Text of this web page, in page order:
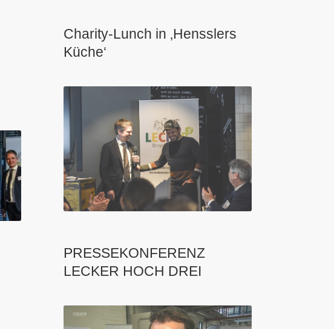
Charity-Lunch in ‚Hensslers
Küche‘
PRESSEKONFERENZ
LECKER HOCH DREI